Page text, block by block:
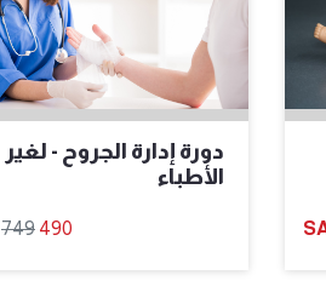
دورة إدارة الجروح - لغير
الأطباء
749 490